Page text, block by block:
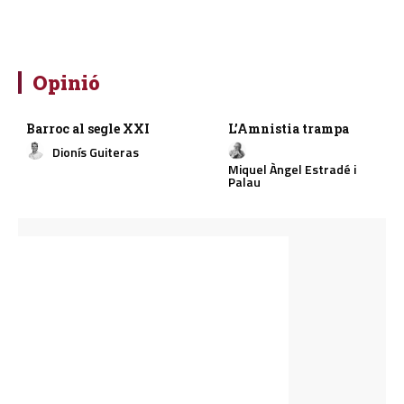
Opinió
Barroc al segle XXI
Dionís Guiteras
L’Amnistia trampa
Miquel Àngel Estradé i
Palau